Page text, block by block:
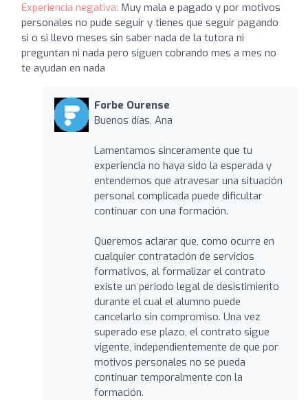
Experiencia negativa: Muy mala e pagado y por motivos
personales no pude seguir y tienes que seguir pagando
si o si llevo meses sin saber nada de la tutora ni
preguntan ni nada pero siguen cobrando mes a mes no
te ayudan en nada
Forbe Ourense
Buenos días, Ana
Lamentamos sinceramente que tu
experiencia no haya sido la esperada y
entendemos que atravesar una situación
personal complicada puede dificultar
continuar con una formación.
Queremos aclarar que, como ocurre en
cualquier contratación de servicios
formativos, al formalizar el contrato
existe un período legal de desistimiento
durante el cual el alumno puede
cancelarlo sin compromiso. Una vez
superado ese plazo, el contrato sigue
vigente, independientemente de que por
motivos personales no se pueda
continuar temporalmente con la
formación.